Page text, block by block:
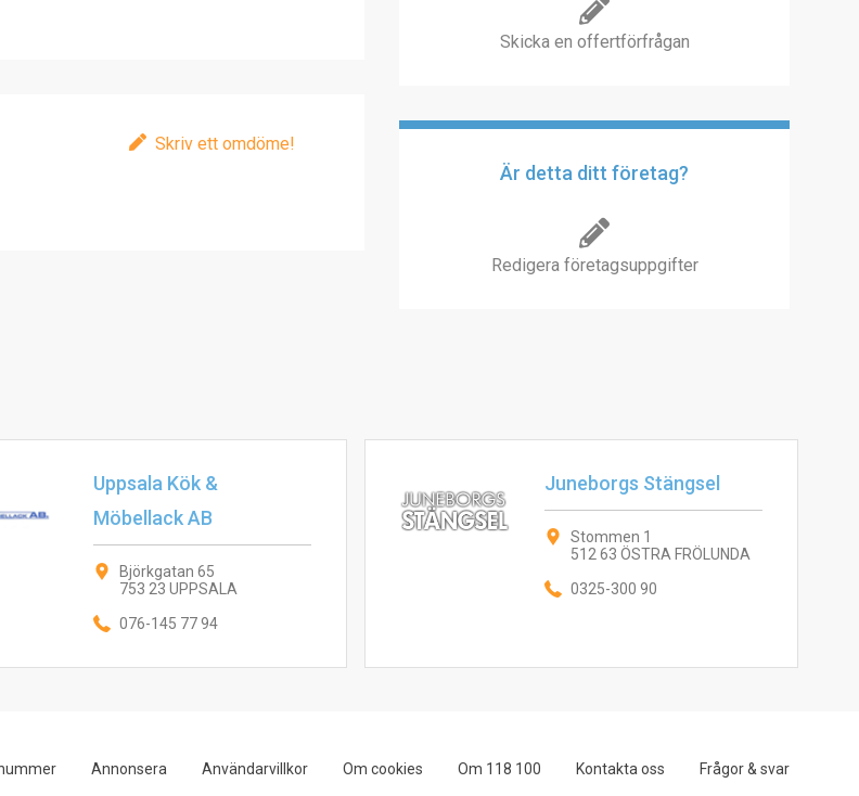
Skriv ett omdöme!
Skicka en offertförfrågan
Är detta ditt företag?
Redigera företagsuppgifter
Uppsala Kök &
Möbellack AB
Björkgatan 65
753 23 UPPSALA
076-145 77 94
Juneborgs Stängsel
Stommen 1
512 63 ÖSTRA FRÖLUNDA
0325-300 90
Annonsera Användarvillkor Om cookies Om 118 100 Kontakta oss Frågor & svar